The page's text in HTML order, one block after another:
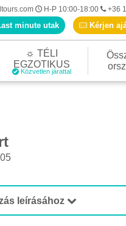
H-P 10:00-18:00
+36
minute utak Kérjen
☼ TÉLI
EGZOTIKUS
Közvetlen járattal
leírásához